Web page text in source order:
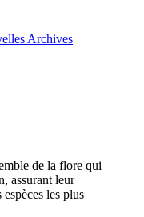
Archives
de la flore qui
assurant leur
les plus